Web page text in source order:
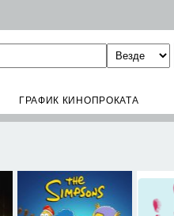
ГРАФИК КИНОПРОКАТА